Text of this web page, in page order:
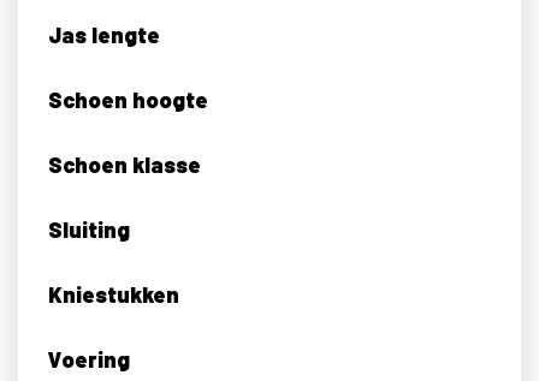
Jas lengte
Schoen hoogte
Schoen klasse
Sluiting
Kniestukken
Voering